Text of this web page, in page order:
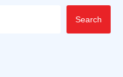
Search